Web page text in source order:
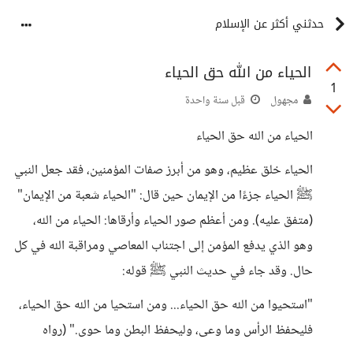
حدثني أكثر عن الإسلام
1
الحياء من الله حق الحياء
مجهول قبل سنة واحدة
الحياء من الله حق الحياء
الحياء خلق عظيم، وهو من أبرز صفات المؤمنين، فقد جعل النبي
ﷺ الحياء جزءًا من الإيمان حين قال: "الحياء شعبة من الإيمان"
(متفق عليه). ومن أعظم صور الحياء وأرقاها: الحياء من الله،
وهو الذي يدفع المؤمن إلى اجتناب المعاصي ومراقبة الله في كل
حال. وقد جاء في حديث النبي ﷺ قوله:
"استحيوا من الله حق الحياء... ومن استحيا من الله حق الحياء،
فليحفظ الرأس وما وعى، وليحفظ البطن وما حوى." (رواه